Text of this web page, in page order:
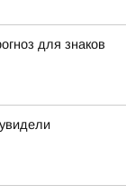
для знаков